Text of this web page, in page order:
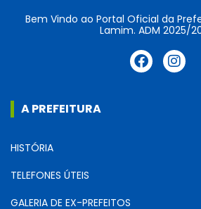
Bem Vindo ao Portal Oficial da
Lamim. ADM 2025/
A PREFEITURA
HISTÓRIA
TELEFONES ÚTEIS
GALERIA DE EX-PREFEITOS